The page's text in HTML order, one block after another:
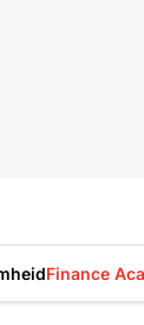
Finance